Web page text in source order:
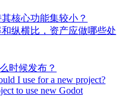
核心功能集较小？
纵横比，资产应做哪些处
时候发布？
I use for a new project?
to use new Godot